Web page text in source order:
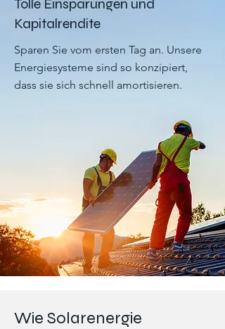
Tolle Einsparungen und
Kapitalrendite
Sparen Sie vom ersten Tag an. Unsere
Energiesysteme sind so konzipiert,
dass sie sich schnell amortisieren.
Wie Solarenergie